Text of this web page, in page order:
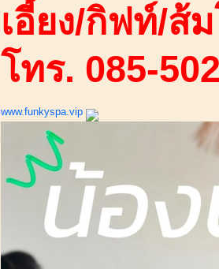
เอี้ยง/กิฟท์/ส้
โทร. 085-
www.funkyspa.vip